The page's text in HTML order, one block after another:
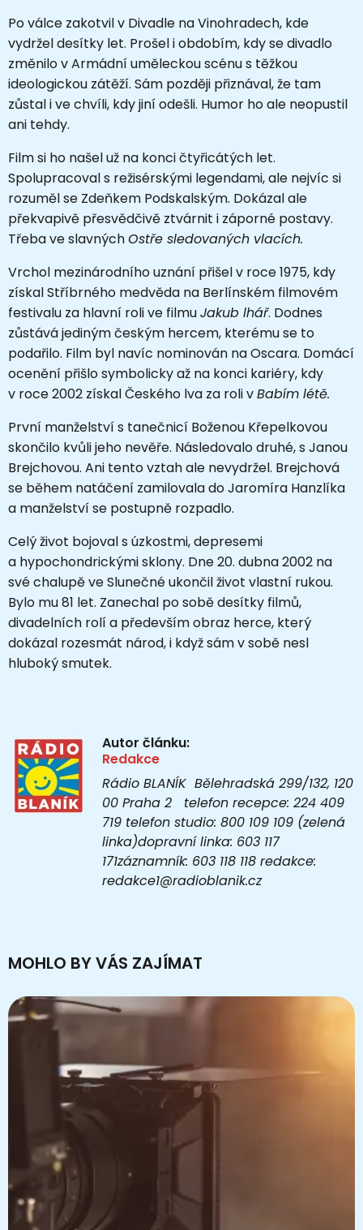
Po válce zakotvil v Divadle na Vinohradech, kde
vydržel desítky let. Prošel i obdobím, kdy se divadlo
změnilo v Armádní uměleckou scénu s těžkou
ideologickou zátěží. Sám později přiznával, že tam
zůstal i ve chvíli, kdy jiní odešli. Humor ho ale neopustil
ani tehdy.
Film si ho našel už na konci čtyřicátých let.
Spolupracoval s režisérskými legendami, ale nejvíc si
rozuměl se Zdeňkem Podskalským. Dokázal ale
překvapivě přesvědčivě ztvárnit i záporné postavy.
Třeba ve slavnýchOstře sledovaných vlacích.
Vrchol mezinárodního uznání přišel v roce 1975, kdy
získal Stříbrného medvěda na Berlínském filmovém
festivalu za hlavní roli ve filmuJakub lhář. Dodnes
zůstává jediným českým hercem, kterému se to
podařilo. Film byl navíc nominován na Oscara. Domácí
ocenění přišlo symbolicky až na konci kariéry, kdy
v roce 2002 získal Českého lva za roli vBabím létě.
První manželství s tanečnicí Boženou Křepelkovou
skončilo kvůli jeho nevěře. Následovalo druhé, s Janou
Brejchovou. Ani tento vztah ale nevydržel. Brejchová
se během natáčení zamilovala do Jaromíra Hanzlíka
a manželství se postupně rozpadlo.
Celý život bojoval s úzkostmi, depresemi
a hypochondrickými sklony. Dne 20. dubna 2002 na
své chalupě ve Slunečné ukončil život vlastní rukou.
Bylo mu 81 let. Zanechal po sobě desítky filmů,
divadelních rolí a především obraz herce, který
dokázal rozesmát národ, i když sám v sobě nesl
hluboký smutek.
Autor článku:
Redakce
Rádio BLANÍK Bělehradská 299/132, 120
00 Praha 2 telefon recepce: 224 409
719 telefon studio: 800 109 109 (zelená
linka)dopravní linka: 603 117
171záznamník: 603 118 118 redakce:
redakce1@radioblanik.cz
MOHLO BY VÁS ZAJÍMAT